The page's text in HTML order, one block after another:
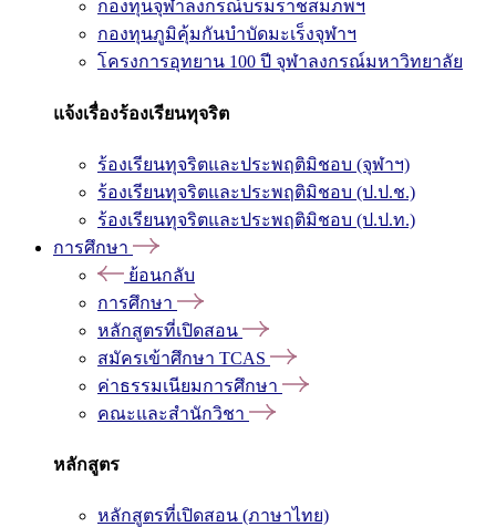
กองทุนจุฬาลงกรณ์บรมราชสมภพฯ
กองทุนภูมิคุ้มกันบำบัดมะเร็งจุฬาฯ
โครงการอุทยาน 100 ปี จุฬาลงกรณ์มหาวิทยาลัย
แจ้งเรื่องร้องเรียนทุจริต
ร้องเรียนทุจริตและประพฤติมิชอบ (จุฬาฯ)
ร้องเรียนทุจริตและประพฤติมิชอบ (ป.ป.ช.)
ร้องเรียนทุจริตและประพฤติมิชอบ (ป.ป.ท.)
การศึกษา
ย้อนกลับ
การศึกษา
หลักสูตรที่เปิดสอน
สมัครเข้าศึกษา TCAS
ค่าธรรมเนียมการศึกษา
คณะและสำนักวิชา
หลักสูตร
หลักสูตรที่เปิดสอน (ภาษาไทย)